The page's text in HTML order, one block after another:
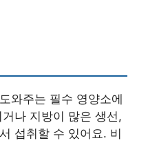
와주는 필수 영양소에
나 지방이 많은 생선,
섭취할 수 있어요. 비